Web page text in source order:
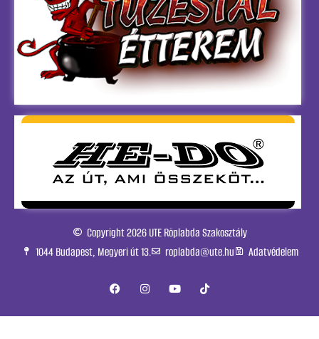
Copyright 2026 UTE Röplabda Szakosztály
1044 Budapest, Megyeri út 13.
roplabda@ute.hu Adatvédelem